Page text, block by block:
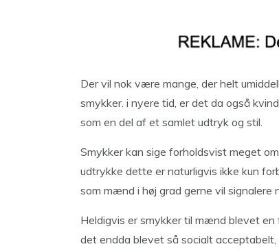
Der vil nok være mange, der helt
smykker. i nyere tid, er det da også
som en del af et samlet udtryk og stil.
Smykker kan sige forholdsvist meget
udtrykke dette er naturligvis ikke kun
som mænd i høj grad gerne vil signalere
Heldigvis er smykker til mænd blevet
det endda blevet så socialt